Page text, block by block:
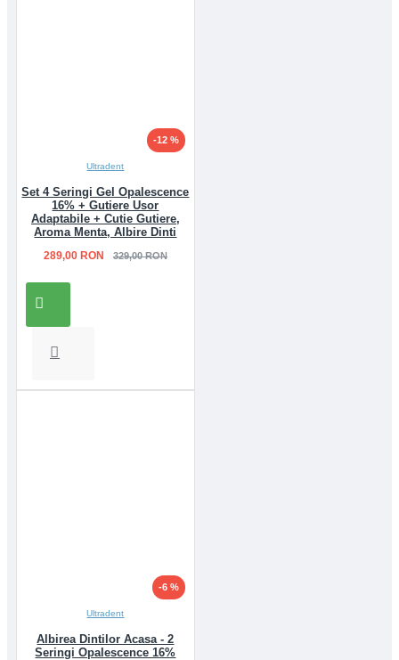
-12 %
Ultradent
Set 4 Seringi Gel Opalescence
16% + Gutiere Usor
Adaptabile + Cutie Gutiere,
Aroma Menta, Albire Dinti
289,00 RON 329,00 RON
-6 %
Ultradent
Albirea Dintilor Acasa - 2
Seringi Opalescence 16%